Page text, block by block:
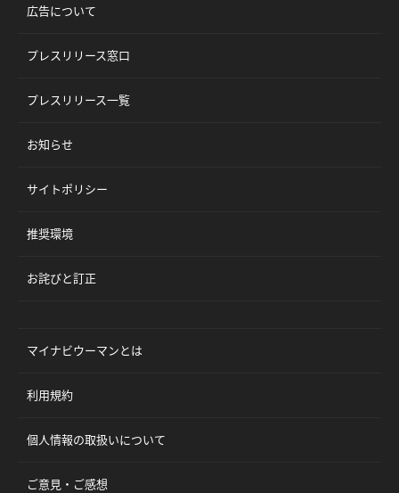
広告について
プレスリリース窓口
プレスリリース一覧
お知らせ
サイトポリシー
推奨環境
お詫びと訂正
マイナビウーマンとは
利用規約
個人情報の取扱いについて
ご意見・ご感想